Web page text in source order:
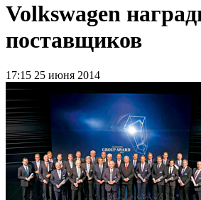
Volkswagen
поставщиков
17:15 25 июня 2014